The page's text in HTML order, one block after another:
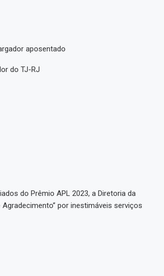
aposentado
do TJ-RJ
do Prêmio APL 2023, a Diretoria da
por inestimáveis serviços